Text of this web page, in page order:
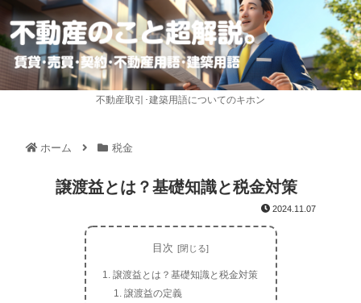
不動産取引･建築用語についてのキホン
ホーム 税金
譲渡益とは？基礎知識と税金対策
2024.11.07
目次
譲渡益とは？基礎知識と税金対策
譲渡益の定義